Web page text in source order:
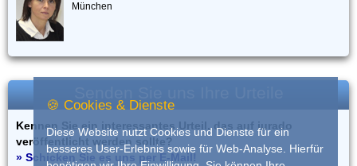
München
Kennen Sie ein interessantes Urteil, das auf iurado
veröffentlicht werden sollte?
» Schicken Sie es uns per E-Mail!
🍪 Cookies & Dienste
Diese Website nutzt Cookies und Dienste für ein
besseres User-Erlebnis sowie für Web-Analyse. Hierfür